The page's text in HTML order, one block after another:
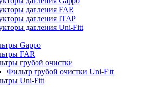
давления FAR
давления ITAP
давления Uni-Fitt
Gappo
FAR
грубой очистки
Фильтр грубой очистки Uni-Fitt
Uni-Fitt